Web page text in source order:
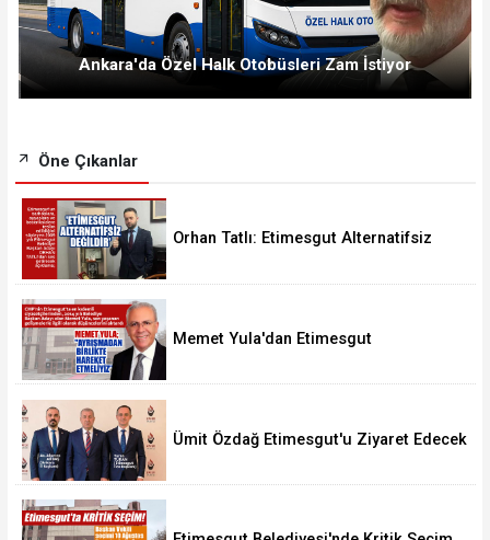
Ankara'da Özel Halk Otobüsleri Zam İstiyor
Öne Çıkanlar
Orhan Tatlı: Etimesgut Alternatifsiz
Memet Yula'dan Etimesgut
Ümit Özdağ Etimesgut'u Ziyaret Edecek